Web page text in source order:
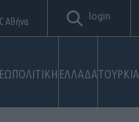
ΕΛΛΑΔΑΤΟΥΡΚΙΑ
Αθήνα login